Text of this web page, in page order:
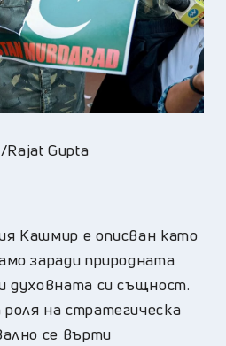
Gupta
Кашмир е описван като
заради природната
духовната си същност.
на стратегическа
се върти